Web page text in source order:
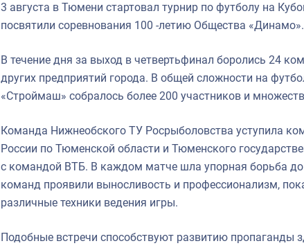
3 августа в Тюмени стартовал турнир по футболу на
посвятили соревнования 100 -летию Общества «Динамо».
В течение дня за выход в четвертьфинал боролись 24
других предприятий города. В общей сложности на
«Строймаш» собралось более 200 участников и
Команда Нижнеобского ТУ Росрыболовства уступила
России по Тюменской области и Тюменского
с командой ВТБ. В каждом матче шла упорная борьба до
команд проявили выносливость и профессионализм,
различные техники ведения игры.
Подобные встречи способствуют развитию пропаганды